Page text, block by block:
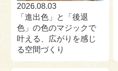
2026.08.03
「進出色」と「後退
色」の色のマジックで
叶える、広がりを感じ
る空間づくり